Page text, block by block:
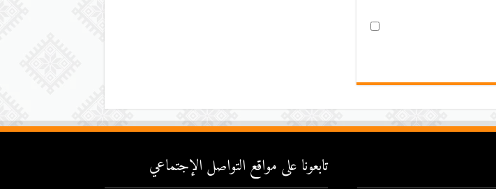
تابعونا على مواقع التواصل اﻹجتماعي